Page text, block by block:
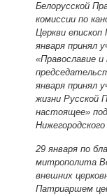
Белорусской
комиссии по
Церкви
января принял
«Православие
января принял
жизни Русской
настоящее»
29 января по
митрополита
внешних
Патриаршем